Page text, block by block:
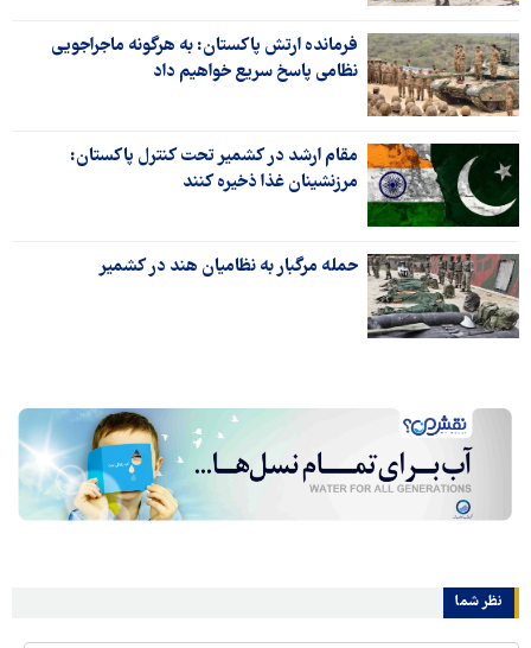
فرمانده ارتش پاکستان: به هرگونه ماجراجویی
نظامی پاسخ سریع خواهیم داد
مقام ارشد در کشمیر تحت کنترل پاکستان:
مرزنشینان غذا ذخیره کنند
حمله مرگبار به نظامیان هند در کشمیر
نظر شما